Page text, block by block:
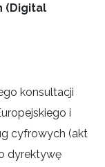
(Digital
konsultacji
i
cyfrowych (akt
dyrektywę